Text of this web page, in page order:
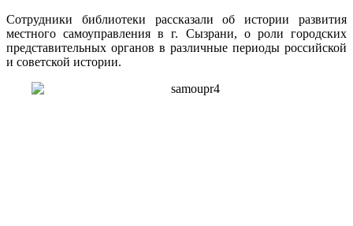
Сотрудники библиотеки рассказали об истории развития
местного самоуправления в г. Сызрани, о роли городских
представительных органов в различные периоды российской
и советской истории.